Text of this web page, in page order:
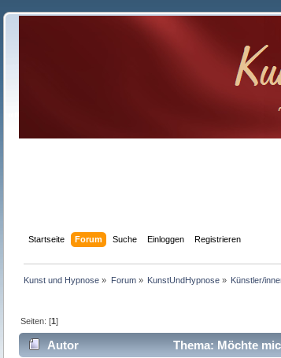
Startseite Forum Suche Einloggen Registrieren
Kunst und Hypnose » Forum» KunstUndHypnose» Künstler/
Seiten: [1]
Autor Thema: Möchte